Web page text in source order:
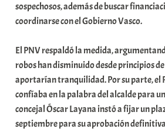
sospechosos, además de buscar
coordinarse con el Gobierno Vasco.
El PNV respaldó la medida,
robos han disminuido desde principios
aportarían tranquilidad. Por su parte, el
confíaba en la palabra del alcalde para
concejal Óscar Layana instó a fijar un
septiembre para su aprobación